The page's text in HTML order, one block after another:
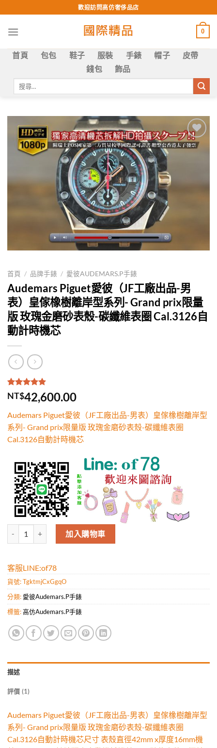
to
content
歡迎訪問高仿奢侈品店
0
首頁 包包 鞋子 服裝 手錶 帽子
皮帶
錢包
飾品
Add to
首頁 / 品牌手錶 / 愛彼AUDEMARS.P手錶
Audemars Piguet愛彼（JF工廠出品-男
表）皇傢橡樹離岸型系列- Grand prix限量
版 玫瑰金磨砂表殼-碳纖維表圈 Cal.3126自
動計時機芯
評分 5.00
/
5，已有
1
位
分
NT$42,600.00
Audemars Piguet愛彼（JF工廠出品-男表）皇傢橡樹離岸型
系列- Grand prix限量版 玫瑰金磨砂表殼-碳纖維表圈
Cal.3126自動計時機芯
Audemars Piguet愛彼（JF工廠出品-男表）皇傢橡樹離岸型系列-
加入購物車
客服LINE:of78
貨號:TgktmjCxGgqO
分類: 愛彼Audemars.P手錶
標籤:高仿Audemars.P手錶
描述
評價 (1)
Audemars Piguet愛彼（JF工廠出品-男表）皇傢橡樹離岸型
系列- Grand prix限量版 玫瑰金磨砂表殼-碳纖維表圈
Cal.3126自動計時機芯尺寸 表殼直徑42mm x厚度16mm機